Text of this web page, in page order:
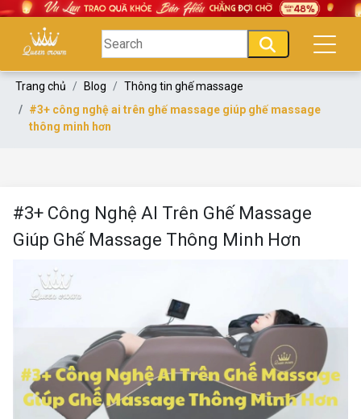
Trang chủ Blog
Thông tin ghế massage
#3+ công nghệ ai trên ghế massage giúp ghế massage
thông minh hơn
#3+ Công Nghệ AI Trên Ghế Massage
Giúp Ghế Massage Thông Minh Hơn